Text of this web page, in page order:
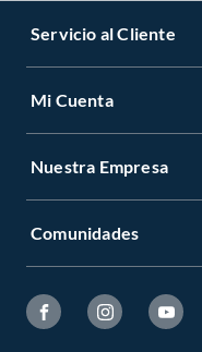
Servicio al Cliente
Mi Cuenta
Nuestra Empresa
Comunidades